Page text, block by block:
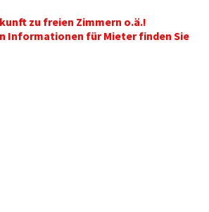
zu freien Zimmern o.ä.!
Informationen für Mieter finden Sie